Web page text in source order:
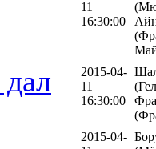
11
16:30:00
2015-04-
11
16:30:00
2015-04-